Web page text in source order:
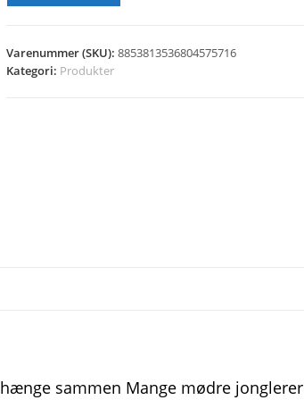
Varenummer (SKU):8853813536804575716
Kategori: Produkter
sammen Mange mødre jonglerer